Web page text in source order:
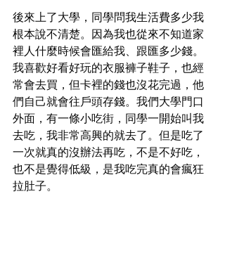
後來上了大學，同學問我生活費多少我
根本說不清楚。因為我也從來不知道家
裡人什麼時候會匯給我、跟匯多少錢。
我喜歡好看好玩的衣服褲子鞋子，也經
常會去買，但卡裡的錢也沒花完過，他
們自己就會往戶頭存錢。我們大學門口
外面，有一條小吃街，同學一開始叫我
去吃，我非常高興的就去了。但是吃了
一次就真的沒辦法再吃，不是不好吃，
也不是覺得低級，是我吃完真的會瘋狂
拉肚子。